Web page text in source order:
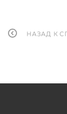
НАЗАД К